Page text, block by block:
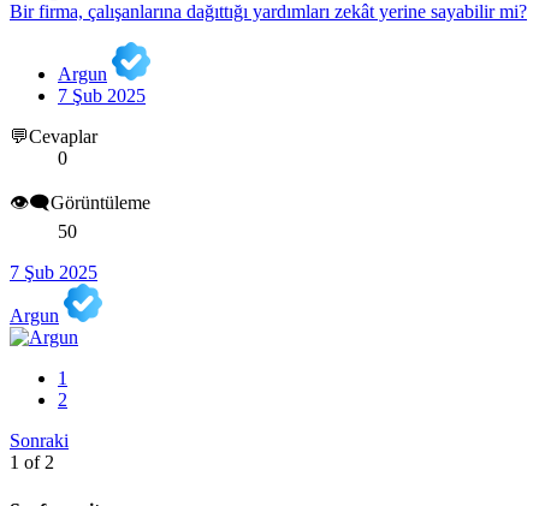
Bir firma, çalışanlarına dağıttığı yardımları zekât yerine sayabilir mi?
Argun
7 Şub 2025
💬Cevaplar
0
👁️‍🗨️Görüntüleme
50
7 Şub 2025
Argun
1
2
Sonraki
1 of 2